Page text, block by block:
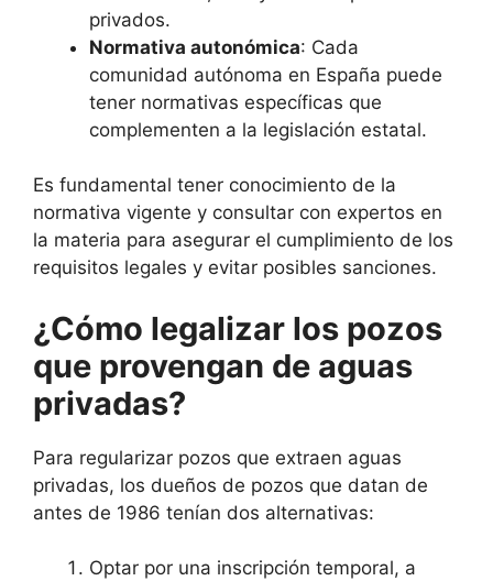
privados.
Normativa autonómica: Cada
comunidad autónoma en España puede
tener normativas específicas que
complementen a la legislación estatal.
Es fundamental tener conocimiento de la
normativa vigente y consultar con expertos en
la materia para asegurar el cumplimiento de los
requisitos legales y evitar posibles sanciones.
¿Cómo legalizar los pozos
que provengan de aguas
privadas?
Para regularizar pozos que extraen aguas
privadas, los dueños de pozos que datan de
antes de 1986 tenían dos alternativas:
Optar por una inscripción temporal, a